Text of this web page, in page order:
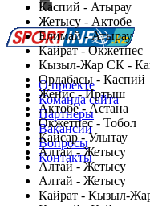
Каспий - Атырау
Жетысу - Актобе
Елимай - Атырау
Кайрат - Окжетпес
Кызыл-Жар СК -
Ордабасы - Каспий
Женис - Иртыш
Актобе - Астана
Окжетпес - Тобол
Кайсар - Улытау
Алтай - Жетысу
Алтай - Жетысу
Алтай - Жетысу
Кайрат - Кызыл-
Перейти на
О проекте
Команда сайта
Партнеры
Вакансии
Вопросы
Контакты